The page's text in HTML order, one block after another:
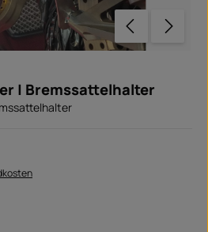
| Bremssattelhalter